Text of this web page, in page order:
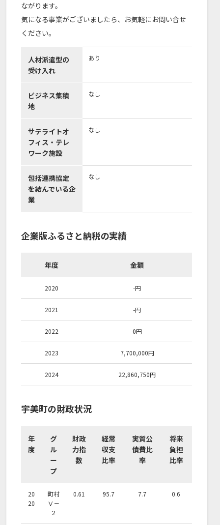
ながります。
気になる事業がございましたら、お気軽にお問い合せ
ください。
人材派遣型の
受け入れ
あり
ビジネス集積
地
なし
サテライトオ
フィス・テレ
ワーク施設
なし
包括連携協定
を結んでいる企
業
なし
企業版ふるさと納税の実績
年度 金額
2020 -円
2021 -円
2022 0円
2023 7,700,000円
2024 22,860,750円
宇美町の財政状況
年
度
グ
ル
ー
プ
財政
力指
数
経常
収支
比率
実質公
債費比
率
将来
負担
比率
20
20
町村
Ⅴ－
２
0.61 95.7 7.7 0.6